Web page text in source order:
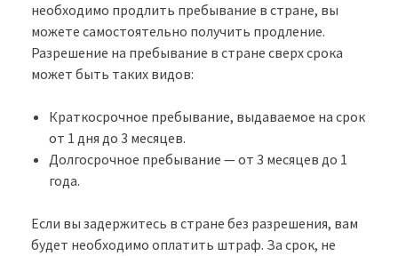
необходимо продлить пребывание в стране, вы
можете самостоятельно получить продление.
Разрешение на пребывание в стране сверх срока
может быть таких видов:
Краткосрочное пребывание, выдаваемое на срок
от 1 дня до 3 месяцев.
Долгосрочное пребывание — от 3 месяцев до 1
года.
Если вы задержитесь в стране без разрешения, вам
будет необходимо оплатить штраф. За срок, не